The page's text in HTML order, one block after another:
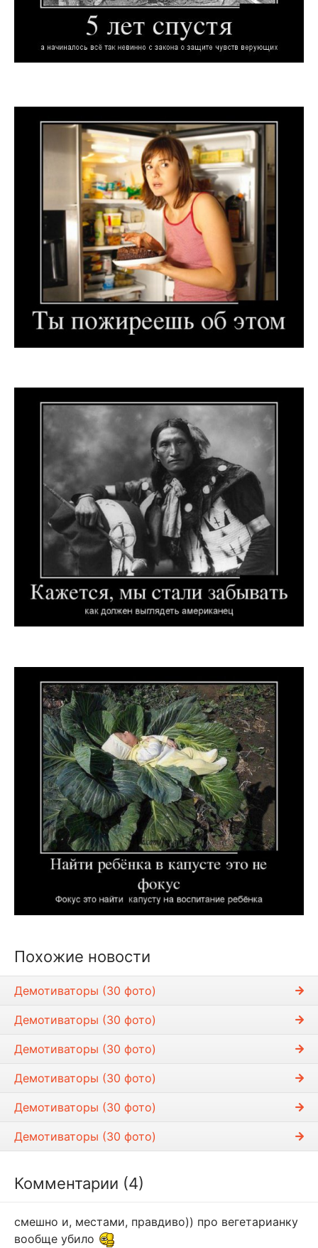
Похожие новости
Демотиваторы (30 фото)
Демотиваторы (30 фото)
Демотиваторы (30 фото)
Демотиваторы (30 фото)
Демотиваторы (30 фото)
Демотиваторы (30 фото)
Комментарии (4)
смешно и, местами, правдиво)) про вегетарианку
вообще убило